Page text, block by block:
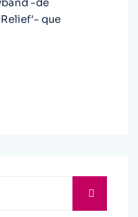
-de
que